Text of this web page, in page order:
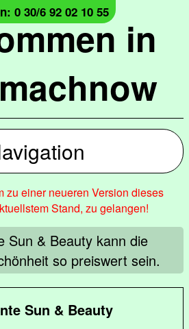
in
0 30/6 92 02 10 55
zu einer neueren Version dieses
Stand, zu gelangen!
Sun & Beauty kann die
so preiswert sein.
Sun & Beauty